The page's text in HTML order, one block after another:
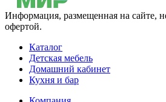
Информация, размещенная на сайте,
офертой.
Каталог
Детская мебель
Домашний кабинет
Кухня и бар